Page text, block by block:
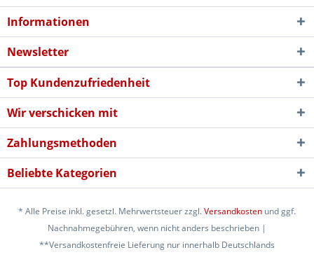
Informationen
Newsletter
Top Kundenzufriedenheit
Wir verschicken mit
Zahlungsmethoden
Beliebte Kategorien
* Alle Preise inkl. gesetzl. Mehrwertsteuer zzgl.Versandkosten und ggf.
Nachnahmegebühren, wenn nicht anders beschrieben |
**Versandkostenfreie Lieferung nur innerhalb Deutschlands